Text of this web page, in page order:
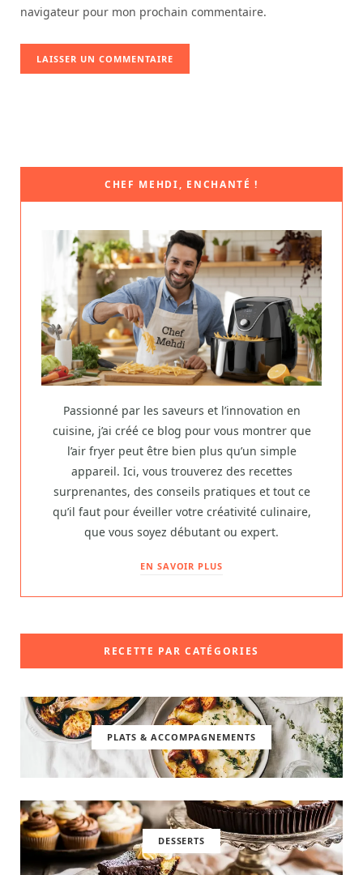
navigateur pour mon prochain commentaire.
CHEF MEHDI, ENCHANTÉ !
Passionné par les saveurs et l’innovation en
cuisine, j’ai créé ce blog pour vous montrer que
l’air fryer peut être bien plus qu’un simple
appareil. Ici, vous trouverez des recettes
surprenantes, des conseils pratiques et tout ce
qu’il faut pour éveiller votre créativité culinaire,
que vous soyez débutant ou expert.
EN SAVOIR PLUS
RECETTE PAR CATÉGORIES
PLATS & ACCOMPAGNEMENTS
DESSERTS